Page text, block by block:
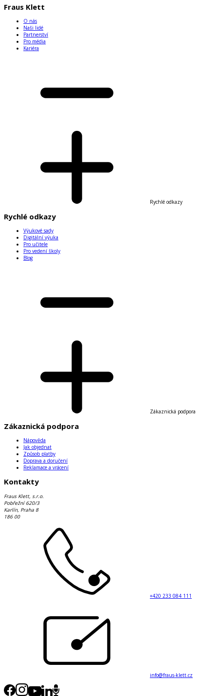
Fraus Klett
O nás
Naši lidé
Partnerství
Pro média
Kariéra
Rychlé odkazy
Rychlé odkazy
Výukové sady
Digitální výuka
Pro učitele
Pro vedení školy
Blog
Zákaznická podpora
Zákaznická podpora
Nápověda
Jak objednat
Způsob platby
Doprava a doručení
Reklamace a vrácení
Kontakty
Fraus Klett, s.r.o.
Pobřežní 620/3
Karlín, Praha 8
186 00
+420 233 084 111
info@fraus-klett.cz